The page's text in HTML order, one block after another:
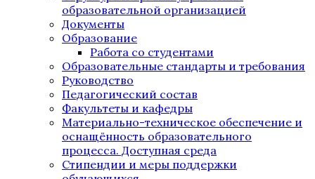
образовательной организацией
Документы
Образование
Работа со студентами
Образовательные стандарты и требования
Руководство
Педагогический состав
Факультеты и кафедры
Материально-техническое обеспечение и
оснащённость образовательного
процесса. Доступная среда
Стипендии и меры поддержки